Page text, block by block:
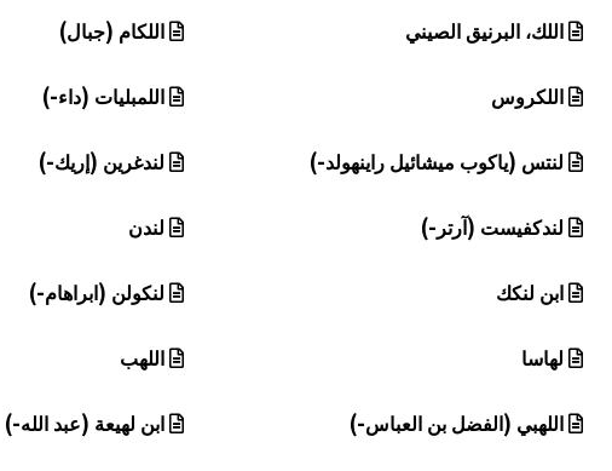
اللك، البرنيق الصيني اللكام (جبال)
اللكروس اللمبليات (داء-)
لنتس (ياكوب ميشائيل راينهولد-) لندغرين (إريك-)
لندكفيست (آرتر-) لندن
ابن لنكك لنكولن (ابراهام-)
لهاسا اللهب
اللهبي (الفضل بن العباس-) ابن لهيعة (عبد الله-)